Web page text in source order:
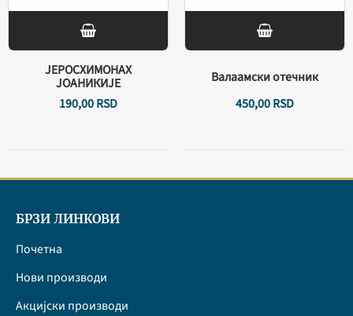
ЈЕРОСХИМОНАХ
ЈОАНИКИЈЕ
190,00RSD
Валаамски отечник
450,00RSD
БРЗИ ЛИНКОВИ
Почетна
Нови производи
Акцијски производи